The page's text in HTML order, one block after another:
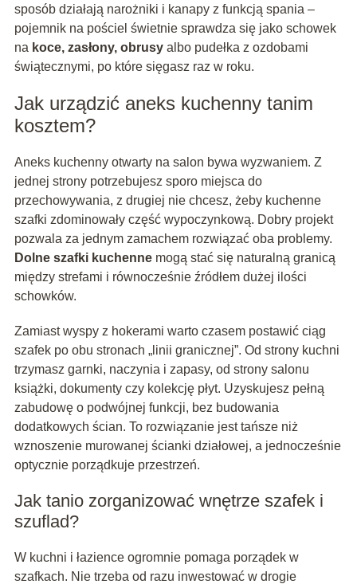
sposób działają narożniki i kanapy z funkcją spania –
pojemnik na pościel świetnie sprawdza się jako schowek
na koce, zasłony, obrusyalbo pudełka z ozdobami
świątecznymi, po które sięgasz raz w roku.
Jak urządzić aneks kuchenny tanim
kosztem?
Aneks kuchenny otwarty na salon bywa wyzwaniem. Z
jednej strony potrzebujesz sporo miejsca do
przechowywania, z drugiej nie chcesz, żeby kuchenne
szafki zdominowały część wypoczynkową. Dobry projekt
pozwala za jednym zamachem rozwiązać oba problemy.
Dolne szafki kuchennemogą stać się naturalną granicą
między strefami i równocześnie źródłem dużej ilości
schowków.
Zamiast wyspy z hokerami warto czasem postawić ciąg
szafek po obu stronach „linii granicznej”. Od strony kuchni
trzymasz garnki, naczynia i zapasy, od strony salonu
książki, dokumenty czy kolekcję płyt. Uzyskujesz pełną
zabudowę o podwójnej funkcji, bez budowania
dodatkowych ścian. To rozwiązanie jest tańsze niż
wznoszenie murowanej ścianki działowej, a jednocześnie
optycznie porządkuje przestrzeń.
Jak tanio zorganizować wnętrze szafek i
szuflad?
W kuchni i łazience ogromnie pomaga porządek w
szafkach. Nie trzeba od razu inwestować w drogie